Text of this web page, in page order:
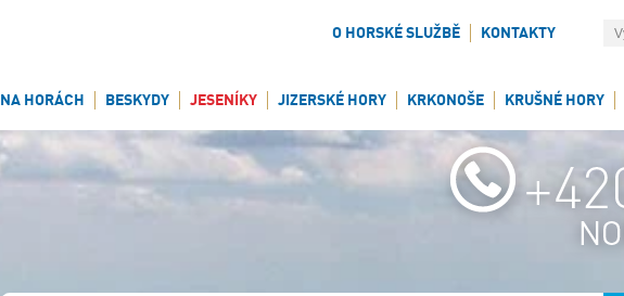
O HORSKÉ SLUŽBĚ KONTAKTY
NA HORÁCH BESKYDY JESENÍKY JIZERSKÉ HORY KRKONOŠE KRUŠNÉ HORY